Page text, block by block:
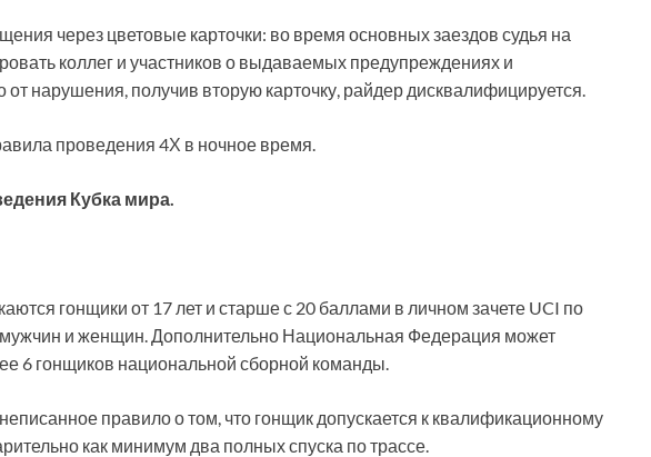
через цветовые карточки: во время основных заездов судья на
коллег и участников о выдаваемых предупреждениях и
нарушения, получив вторую карточку, райдер дисквалифицируется.
проведения 4Х в ночное время.
Кубка мира.
гонщики от 17 лет и старше с 20 баллами в личном зачете UCI по
мужчин и женщин. Дополнительно Национальная Федерация может
6 гонщиков национальной сборной команды.
правило о том, что гонщик допускается к квалификационному
как минимум два полных спуска по трассе.